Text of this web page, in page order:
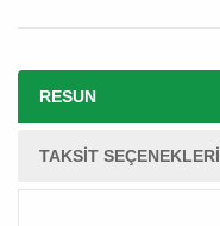
RESUN
TAKSIT SEÇENEKLERI